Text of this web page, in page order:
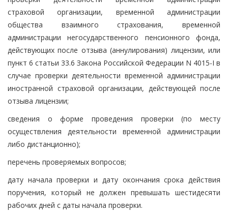
страховой организации, временной администрации
общества взаимного страхования, временной
администрации негосударственного пенсионного фонда,
действующих после отзыва (аннулирования) лицензии, или
пункт 6 статьи 33.6 Закона Российской Федерации N 4015-I в
случае проверки деятельности временной администрации
иностранной страховой организации, действующей после
отзыва лицензии;
сведения о форме проведения проверки (по месту
осуществления деятельности временной администрации
либо дистанционно);
перечень проверяемых вопросов;
дату начала проверки и дату окончания срока действия
поручения, который не должен превышать шестидесяти
рабочих дней с даты начала проверки.